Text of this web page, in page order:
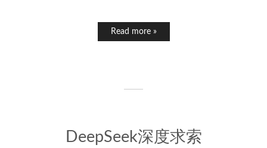
Read more »
DeepSeek深度求索